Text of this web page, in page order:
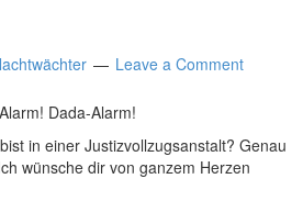
Leave a Comment
Dada-Alarm!
in einer Justizvollzugsanstalt? Genau
wünsche dir von ganzem Herzen